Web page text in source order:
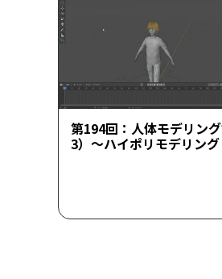
第194回：人体モデリン
3）～ハイポリモデリン